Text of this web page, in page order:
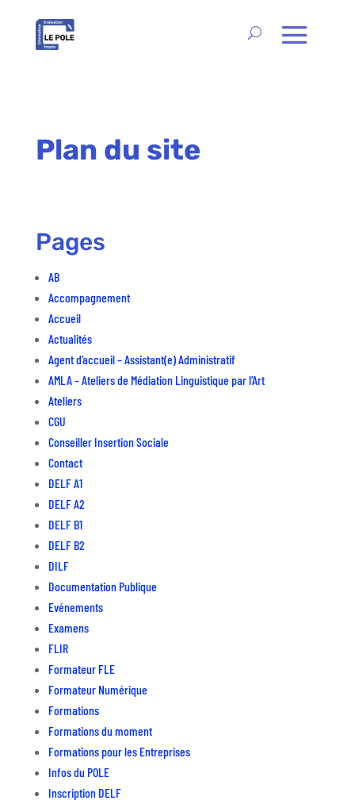
Plan du site
Pages
AB
Accompagnement
Accueil
Actualités
Agent d’accueil – Assistant(e) Administratif
AMLA – Ateliers de Médiation Linguistique par l’Art
Ateliers
CGU
Conseiller Insertion Sociale
Contact
DELF A1
DELF A2
DELF B1
DELF B2
DILF
Documentation Publique
Evénements
Examens
FLIR
Formateur FLE
Formateur Numérique
Formations
Formations du moment
Formations pour les Entreprises
Infos du POLE
Inscription DELF